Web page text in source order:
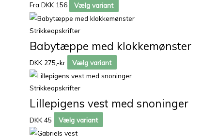
Fra DKK 156 Vælg variant
Strikkeopskrifter
Babytæppe med klokkemønster
DKK 275,-kr Vælg variant
Strikkeopskrifter
Lillepigens vest med snoninger
DKK 45 Vælg variant